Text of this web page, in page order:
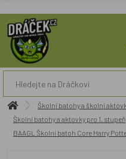
Školní batohy a školní
Školní batohy a aktovky pro 1. stupeň
BAAGL Školní batoh Core Harry